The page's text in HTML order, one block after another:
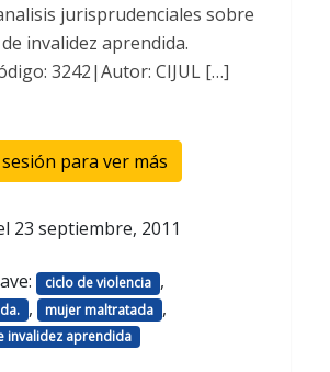
jurisprudenciales sobre
invalidez aprendida.
3242|Autor: CIJUL […]
para ver más
23 septiembre, 2011
ciclo de violencia ,
, mujer maltratada ,
invalidez aprendida